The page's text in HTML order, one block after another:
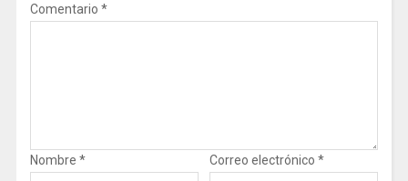
Comentario *
Nombre * Correo electrónico *